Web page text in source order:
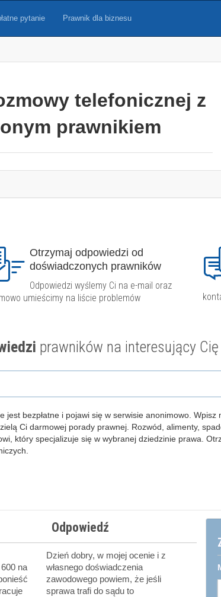
pytanie Prawnik dla biznesu
telefonicznej z
prawnikiem
Otrzymaj odpowiedzi od
doświadczonych prawników
Odpowiedzi wyślemy Ci na e-mail oraz
umieścimy na liście problemów
prawników na interesujący
bezpłatne i pojawi się w serwisie anonimowo. Wpisz
Ci darmowej porady prawnej. Rozwód, alimenty,
który specjalizuje się w wybranej dziedzinie prawa.
Odpowiedź
na
Dzień dobry, w mojej ocenie i z
własnego doświadczenia
zawodowego powiem, że jeśli
sprawa trafi do sądu to